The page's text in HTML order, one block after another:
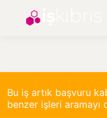
Bu iş artık başvuru
benzer işleri aramayı